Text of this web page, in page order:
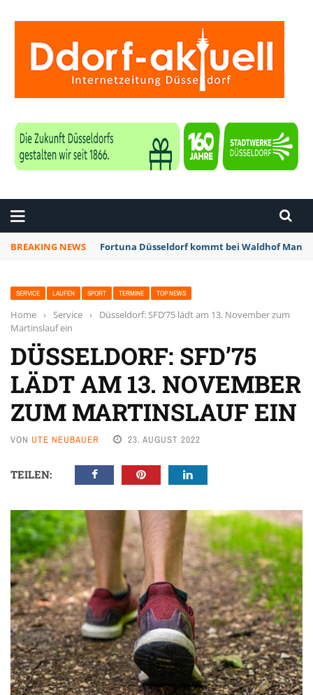
BREAKING NEWS Fortuna Düsseldorf kommt bei Waldhof
SERVICE LAUFEN SPORT TERMINE TOP NEWS
Home › Service ›
Düsseldorf: SFD’75 lädt am 13. November zum
Martinslauf ein
DÜSSELDORF: SFD’75
LÄDT AM 13. NOVEMBER
ZUM MARTINSLAUF EIN
VON UTE NEUBAUER 23. AUGUST 2022
TEILEN: